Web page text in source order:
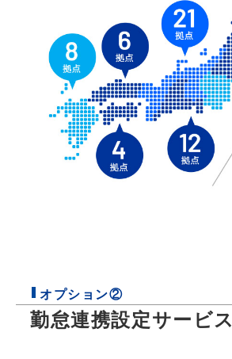
オプション②
勤怠連携設定サービス